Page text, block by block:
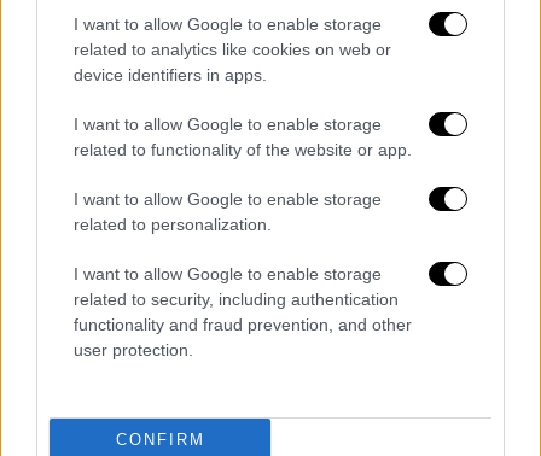
I want to allow Google to enable storage
related to analytics like cookies on web or
device identifiers in apps.
I want to allow Google to enable storage
related to functionality of the website or app.
I want to allow Google to enable storage
related to personalization.
I want to allow Google to enable storage
related to security, including authentication
functionality and fraud prevention, and other
user protection.
CONFIRM
Το οδικό δίκτυο της Ελλάδας έχει
μήκος μεγαλύτερο από 367.000 χλμ., ενώ
η πιθανότητα να βρισκόμαστε σε
απόσταση μεγαλύτερη του ενός
χιλιομέτρου από δρόμο είναι μόλις